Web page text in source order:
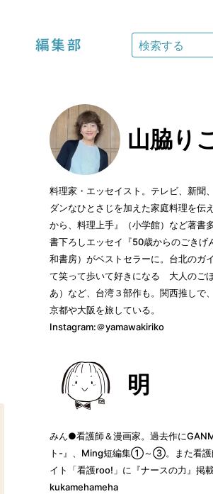
山脇り
料理家・エッセイスト。テレビ、新聞
ダンなひとさじを加えた家庭料理を伝
から、料理上手』（小学館）など著書
書下ろしエッセイ『50歳からのごきげ
和書房）がベストセラーに。台北のガ
て笑って歩いて好きになる 大人のご
あ）など、台湾３部作も。関西推しで
京都や大阪を旅している。
Instagram:＠yamawakiriko
明
みん●看護師＆漫画家。過去作に
ト-』
Ming短編集①～③。また看
イト「看護roo!」に 『ナースの力』 掲
kukamehameha